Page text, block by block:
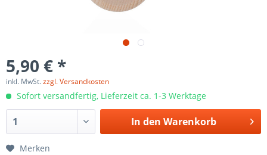
5,90 € *
inkl. MwSt.zzgl. Versandkosten
Sofort versandfertig, Lieferzeit ca. 1-3 Werktage
In den Warenkorb
Merken